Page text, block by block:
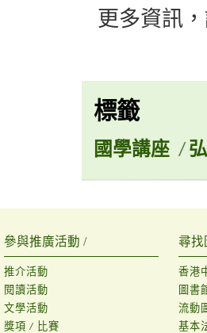
更多資訊
標籤
國學講座 /
參與推廣活動 /
推介活動
閱讀活動
文學活動
獎項 / 比賽
尋找
香港
圖書
流動
基本